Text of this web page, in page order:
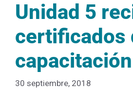
Unidad 5
certificados
capacitación
30 septiembre, 2018